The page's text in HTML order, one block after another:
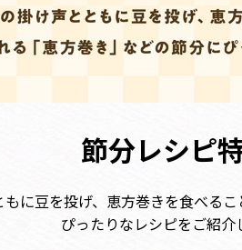
節分レシピ
に豆を投げ、恵方巻きを食べる
ぴったりなレシピをご紹介